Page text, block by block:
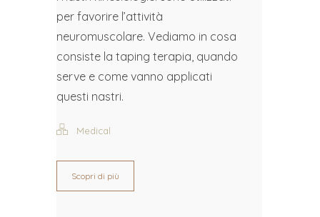
per favorire l’attività
neuromuscolare. Vediamo in cosa
consiste la taping terapia, quando
serve e come vanno applicati
questi nastri.
Medical
Scopri di più